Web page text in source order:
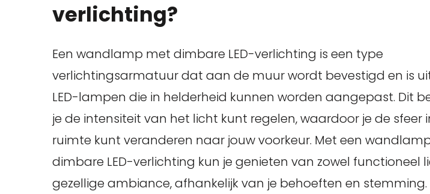
verlichting?
Een wandlamp met dimbare LED-verlichting is een type
verlichtingsarmatuur dat aan de muur wordt bevestigd en is
LED-lampen die in helderheid kunnen worden aangepast. Dit
je de intensiteit van het licht kunt regelen, waardoor je de sfeer
ruimte kunt veranderen naar jouw voorkeur. Met een
dimbare LED-verlichting kun je genieten van zowel functioneel
gezellige ambiance, afhankelijk van je behoeften en stemming.